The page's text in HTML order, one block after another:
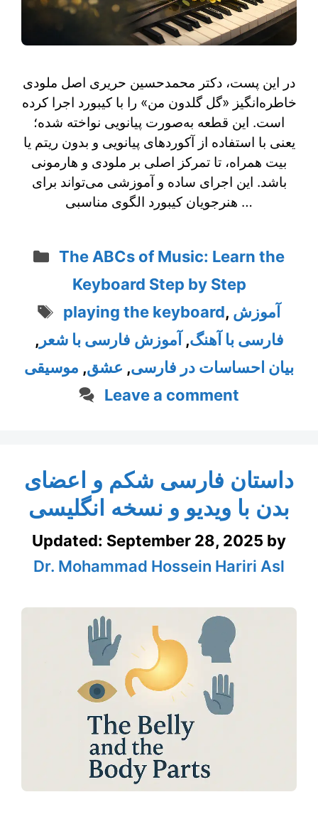
در این پست، دکتر محمدحسین حریری اصل ملودی
خاطره‌انگیز «گل گلدون من» را با کیبورد اجرا کرده
است. این قطعه به‌صورت پیانویی نواخته شده؛
یعنی با استفاده از آکوردهای پیانویی و بدون ریتم یا
بیت همراه، تا تمرکز اصلی بر ملودی و هارمونی
باشد. این اجرای ساده و آموزشی می‌تواند برای
هنرجویان کیبورد الگوی مناسبی …
Categories
The ABCs of Music: Learn the
Keyboard Step by Step
Tags
playing the keyboard, آموزش
فارسی با آهنگ, آموزش فارسی با شعر ,
بیان احساسات در فارسی, عشق, موسیقی
Leave a comment
داستان فارسی شکم و اعضای
بدن با ویدیو و نسخه انگلیسی
Updated: September 28, 2025 by
Dr. Mohammad Hossein Hariri Asl